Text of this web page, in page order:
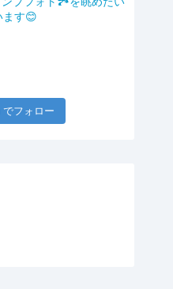
ます😊
でフォロー